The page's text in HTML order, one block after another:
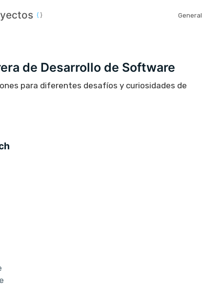
General
de Desarrollo de Software
para diferentes desafíos y curiosidades de